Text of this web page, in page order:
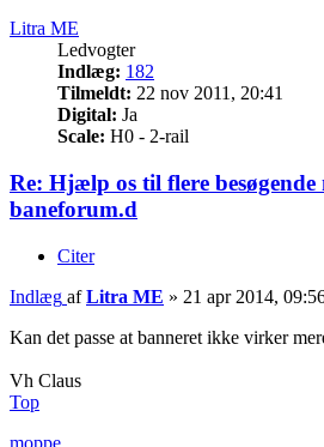
Litra ME
Ledvogter
Indlæg: 182
Tilmeldt: 22 nov 2011, 20:41
Digital: Ja
Scale: H0 - 2-rail
Re: Hjælp os til flere
baneforum.d
Citer
Indlæg afLitra ME » 21 apr 2014,
Kan det passe at banneret ikke virker
Vh Claus
Top
moppe